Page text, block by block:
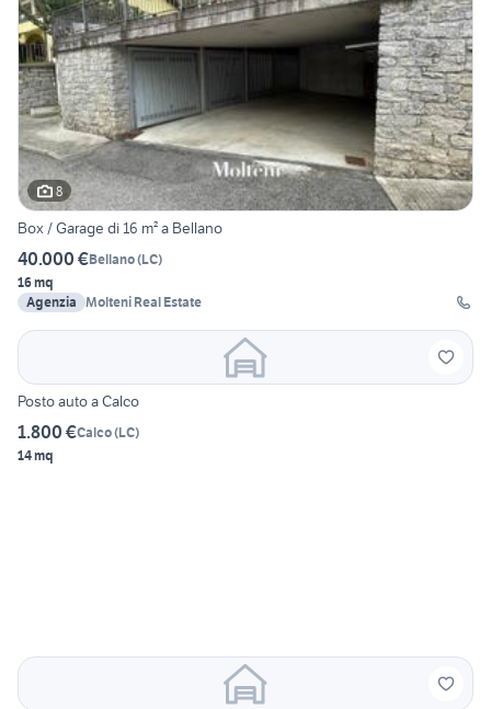
8
Box / Garage di 16 m² a Bellano
40.000 €Bellano(LC)
16 mq
Agenzia Molteni Real Estate
Posto auto a Calco
1.800 €Calco(LC)
14 mq